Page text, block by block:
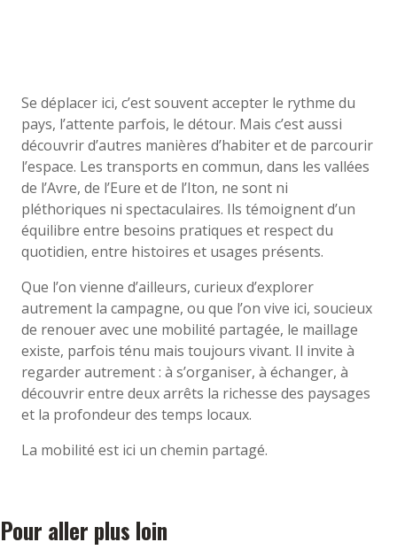
Se déplacer ici, c’est souvent accepter le rythme du
pays, l’attente parfois, le détour. Mais c’est aussi
découvrir d’autres manières d’habiter et de parcourir
l’espace. Les transports en commun, dans les vallées
de l’Avre, de l’Eure et de l’Iton, ne sont ni
pléthoriques ni spectaculaires. Ils témoignent d’un
équilibre entre besoins pratiques et respect du
quotidien, entre histoires et usages présents.
Que l’on vienne d’ailleurs, curieux d’explorer
autrement la campagne, ou que l’on vive ici, soucieux
de renouer avec une mobilité partagée, le maillage
existe, parfois ténu mais toujours vivant. Il invite à
regarder autrement : à s’organiser, à échanger, à
découvrir entre deux arrêts la richesse des paysages
et la profondeur des temps locaux.
La mobilité est ici un chemin partagé.
Pour aller plus loin